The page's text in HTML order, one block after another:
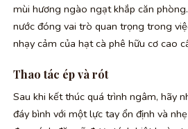
mùi hương ngào ngạt khắp căn
nước đóng vai trò quan trọng trong
nhạy cảm của hạt cà phê hữu cơ cao
Thao tác ép và rót
Sau khi kết thúc quá trình ngâm, hãy
đáy bình với một lực tay ổn định và